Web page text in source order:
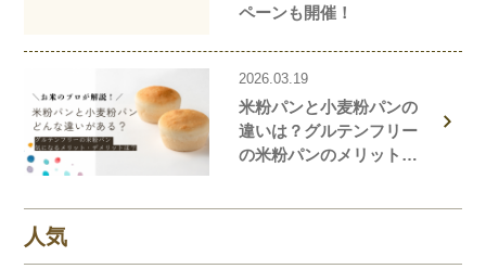
ペーンも開催！
2026.03.19
米粉パンと小麦粉パンの
違いは？グルテンフリー
の米粉パンのメリット・
人気